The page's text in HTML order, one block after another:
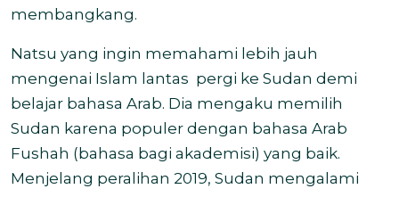
membangkang.
Natsu yang ingin memahami lebih jauh
mengenai Islam lantas pergi ke Sudan demi
belajar bahasa Arab. Dia mengaku memilih
Sudan karena populer dengan bahasa Arab
Fushah (bahasa bagi akademisi) yang baik.
Menjelang peralihan 2019, Sudan mengalami